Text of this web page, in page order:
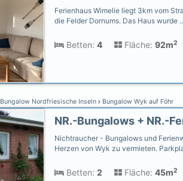
Ferienhaus Wimelie liegt 3km vom
die Felder Dornums. Das Haus wurde
Betten: 4 Fläche: 92m2
Bungalow Nordfriesische Inseln Bungalow Wyk auf Föhr
Nichtraucher - Bungalows und
Herzen von Wyk zu vermieten.
Betten: 2 Fläche: 45m2